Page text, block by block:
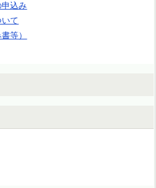
込み
て
等）